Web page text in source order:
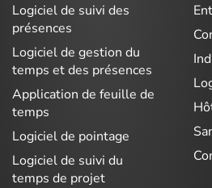
Logiciel de suivi des
présences
Logiciel de gestion du
temps et des présences
Application de feuille de
temps
Logiciel de pointage
Logiciel de suivi du
temps de projet